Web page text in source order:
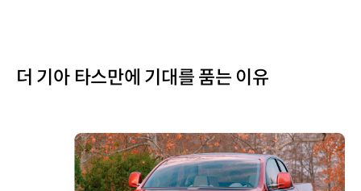
더 기아 타스만에 기대를 품는 이유